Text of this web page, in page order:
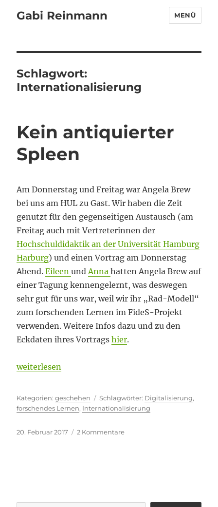
Gabi Reinmann MENÜ
Schlagwort:
Internationalisierung
Kein antiquierter
Spleen
Am Donnerstag und Freitag war Angela Brew
bei uns am HUL zu Gast. Wir haben die Zeit
genutzt für den gegenseitigen Austausch (am
Freitag auch mit Vertreterinnen der
Hochschuldidaktik an der Universität Hamburg
Harburg) und einen Vortrag am Donnerstag
Abend.EileenundAnnahatten Angela Brew auf
einer Tagung kennengelernt, was deswegen
sehr gut für uns war, weil wir ihr „Rad-Modell“
zum forschenden Lernen im FideS-Projekt
verwenden. Weitere Infos dazu und zu den
Eckdaten ihres Vortragshier.
„Kein antiquierter Spleen“
weiterlesen
Kategorien
geschehen Schlagwörter
Digitalisierung,
forschendes Lernen, Internationalisierung
Veröffentlicht
20. Februar 2017 2 Kommentarezu